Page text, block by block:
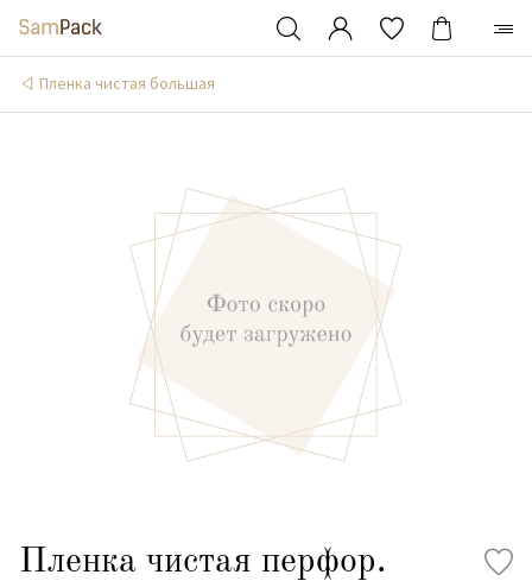
Пленка чистая большая
Пленка чистая перфор.